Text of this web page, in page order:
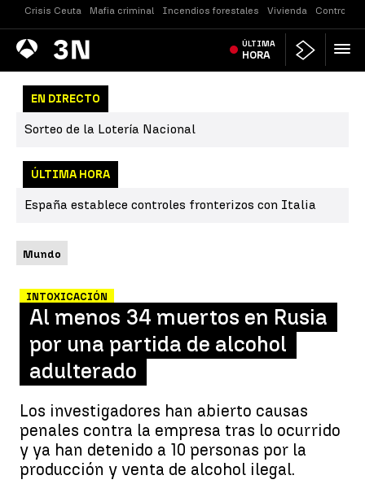
Crisis Ceuta Mafia criminal Incendios forestales Vivienda Controles
Antena
3 Noticias ÚLTIMA
HORA
EN DIRECTO
Sorteo de la Lotería Nacional
ÚLTIMA HORA
España establece controles fronterizos con Italia
Mundo
INTOXICACIÓN
Al menos 34 muertos en Rusia
por una partida de alcohol
adulterado
Los investigadores han abierto causas
penales contra la empresa tras lo ocurrido
y ya han detenido a 10 personas por la
producción y venta de alcohol ilegal.